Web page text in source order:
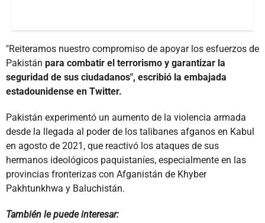
"Reiteramos nuestro compromiso de apoyar los esfuerzos de
Pakistán para combatir el terrorismo y garantizar la
seguridad de sus ciudadanos", escribió la embajada
estadounidense en Twitter.
Pakistán experimentó un aumento de la violencia armada
desde la llegada al poder de los talibanes afganos en Kabul
en agosto de 2021, que reactivó los ataques de sus
hermanos ideológicos paquistaníes, especialmente en las
provincias fronterizas con Afganistán de Khyber
Pakhtunkhwa y Baluchistán.
También le puede interesar: